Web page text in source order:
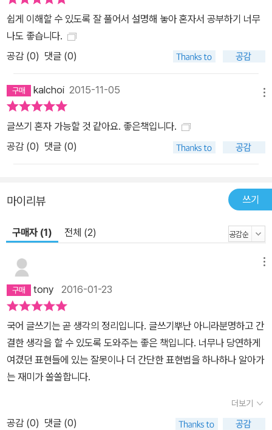
쉽게 이해할 수 있도록 잘 풀어서 설명해 놓아 혼자서 공부하기 너무
나도 좋습니다.
공감 (0) 댓글 (0)
kalchoi 2015-11-05
글쓰기 혼자 가능할 것 같아요. 좋은책입니다.
공감 (0) 댓글 (0)
마이리뷰 쓰기
구매자 (1) 전체 (2)
tony 2016-01-23
국어 글쓰기는 곧 생각의 정리입니다. 글쓰기뿌난 아니라분명하고 간
결한 생각을 할 수 있도록 도와주는 좋은 책입니다. 너무나 당연하게
여겼던 표현들에 있는 잘못이나 더 간단한 표현법을 하나하나 알아가
는 재미가 쏠쏠합니다.
더보기
공감 (0) 댓글 (0)